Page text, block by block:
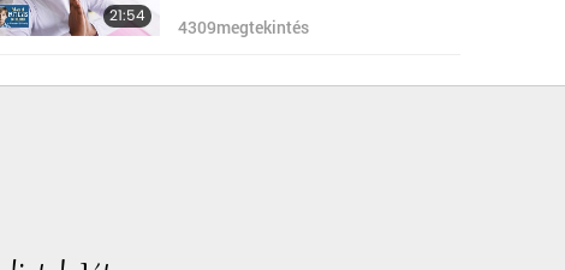
21:54
4309megtekintés